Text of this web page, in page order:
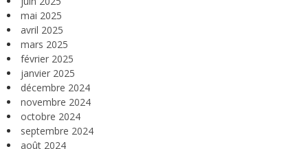
mai 2025
avril 2025
mars 2025
février 2025
janvier 2025
décembre 2024
novembre 2024
octobre 2024
septembre 2024
août 2024